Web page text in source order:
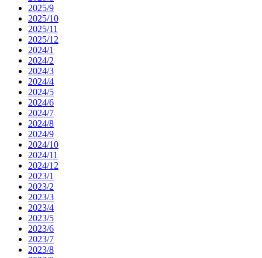
2025/9
2025/10
2025/11
2025/12
2024/1
2024/2
2024/3
2024/4
2024/5
2024/6
2024/7
2024/8
2024/9
2024/10
2024/11
2024/12
2023/1
2023/2
2023/3
2023/4
2023/5
2023/6
2023/7
2023/8